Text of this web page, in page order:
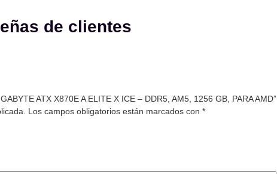
de clientes
ATX X870E A ELITE X ICE – DDR5, AM5, 1256 GB, PARA AMD”
Los campos obligatorios están marcados con *